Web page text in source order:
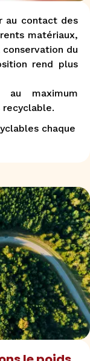
au contact des
matériaux,
du
rend plus
au maximum
recyclable.
chaque